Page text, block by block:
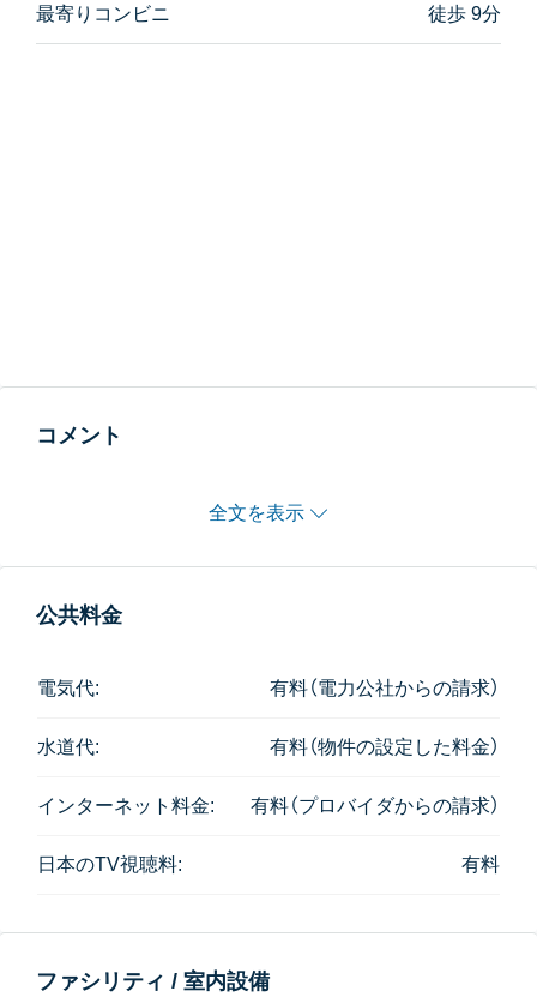
最寄りコンビニ 徒歩 9分
コメント
全文を表示
公共料金
電気代: 有料（電力公社からの請求）
水道代: 有料（物件の設定した料金）
インターネット料金: 有料（プロバイダからの請求）
日本のTV視聴料: 有料
ファシリティ / 室内設備